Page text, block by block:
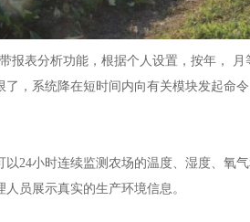
表分析功能，根据个人设置，按年，
，系统降在短时间内向有关模块发起命
以24小时连续监测农场的温度、湿度、氧
员展示真实的生产环境信息。